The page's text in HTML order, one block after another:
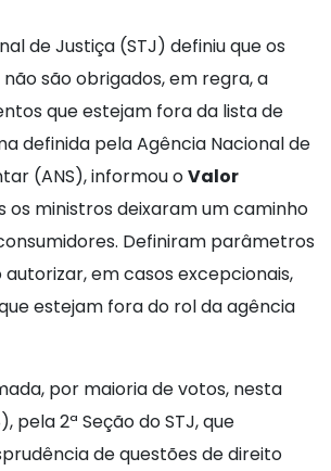
de Justiça (STJ) definiu que os
são obrigados, em regra, a
que estejam fora da lista de
definida pela Agência Nacional de
(ANS), informou oValor
os ministros deixaram um caminho
Definiram parâmetros
em casos excepcionais,
estejam fora do rol da agência
por maioria de votos, nesta
2ª Seção do STJ, que
de questões de direito